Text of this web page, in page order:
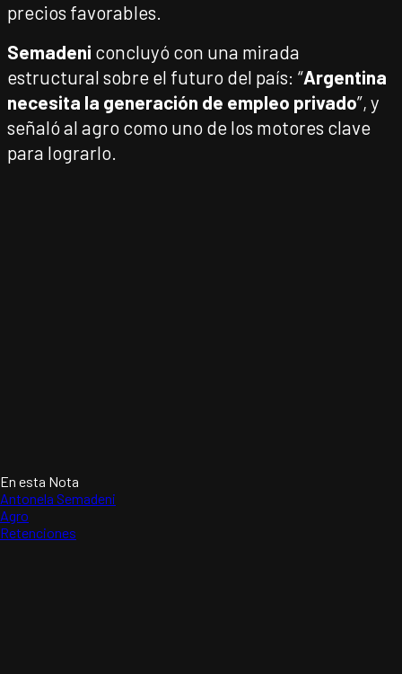
precios favorables.
Semadeni concluyó con una mirada
estructural sobre el futuro del país: “Argentina
necesita la generación de empleo privado”, y
señaló al agro como uno de los motores clave
para lograrlo.
En esta Nota
Antonela Semadeni
Agro
Retenciones